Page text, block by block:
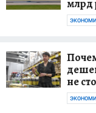
млрд
не